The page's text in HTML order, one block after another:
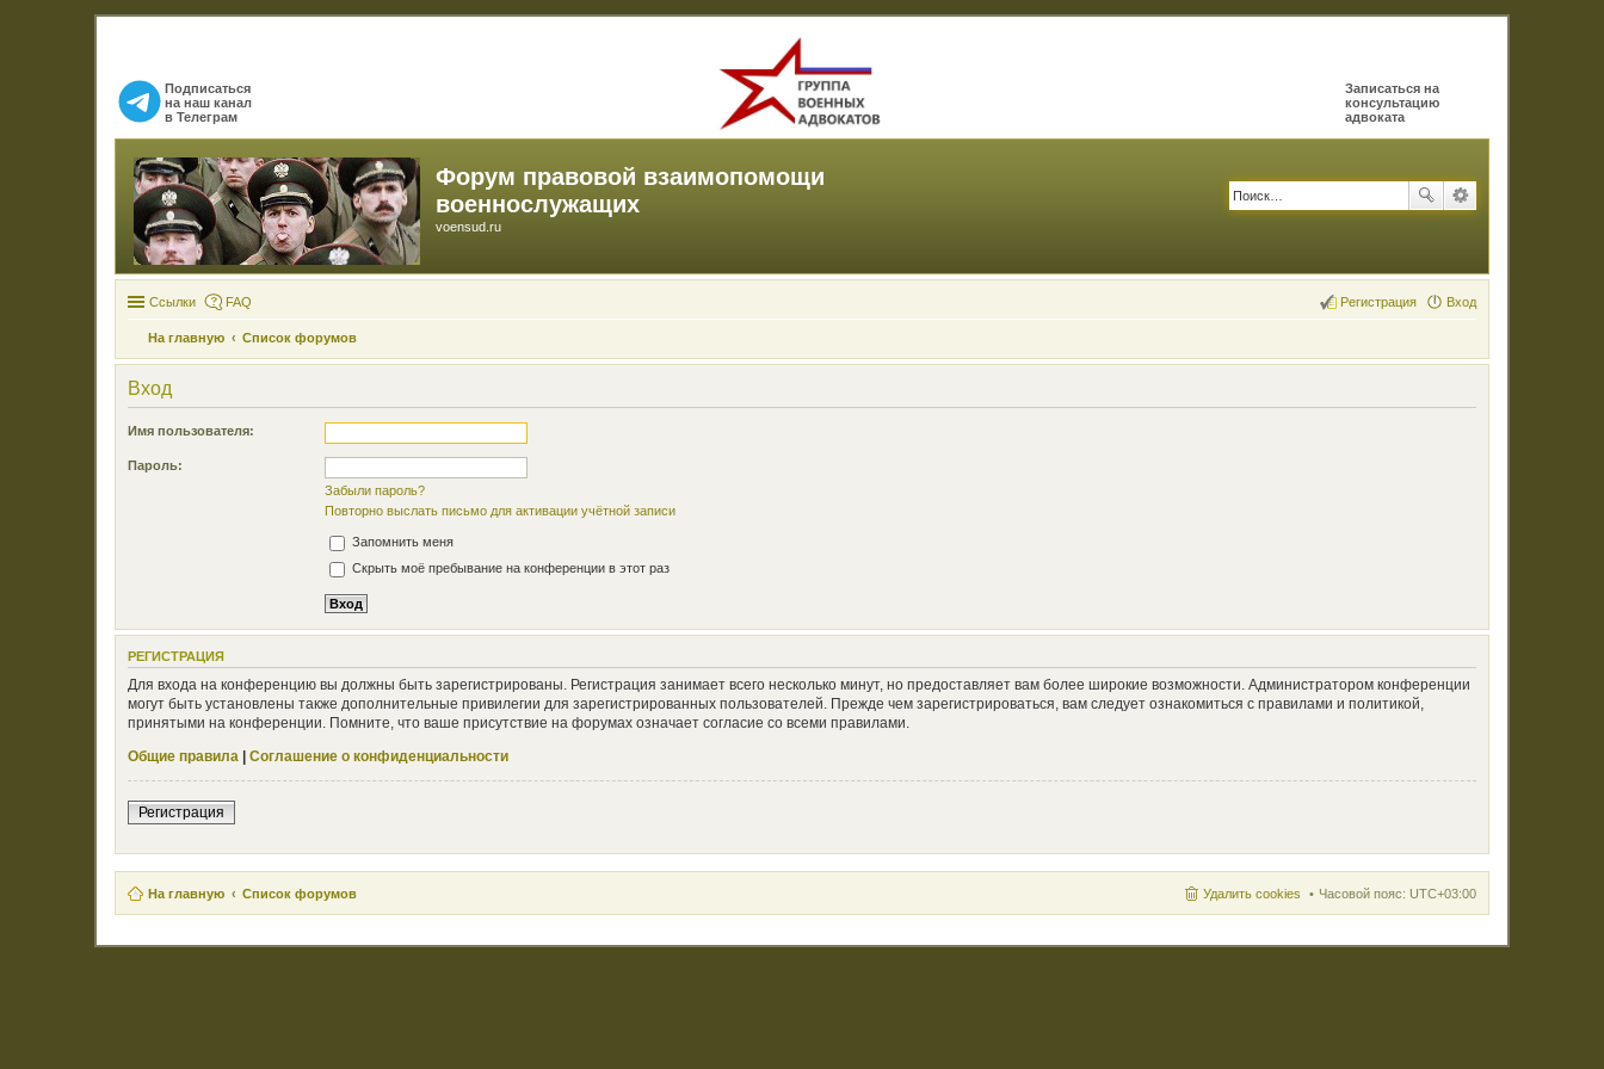
Подписаться
на наш канал
в Телеграм
Записаться на
консультацию
адвоката
Форум правовой взаимопомощи
военнослужащих
voensud.ru
Ссылки FAQ Вход
Регистрация
На главную Список форумов
Вход
Имя пользователя:
Пароль:
Забыли пароль?
Повторно выслать письмо для активации учётной записи
Запомнить меня
Скрыть моё пребывание на конференции в этот раз
РЕГИСТРАЦИЯ
Для входа на конференцию вы должны быть зарегистрированы. Регистрация занимает всего несколько минут, но предоставляет вам более широкие возможности. Администратором конференции
могут быть установлены также дополнительные привилегии для зарегистрированных пользователей. Прежде чем зарегистрироваться, вам следует ознакомиться с правилами и политикой,
принятыми на конференции. Помните, что ваше присутствие на форумах означает согласие со всеми правилами.
Общие правила | Соглашение о конфиденциальности
Регистрация
На главную Список форумов Часовой пояс: UTC+03:00
Удалить cookies